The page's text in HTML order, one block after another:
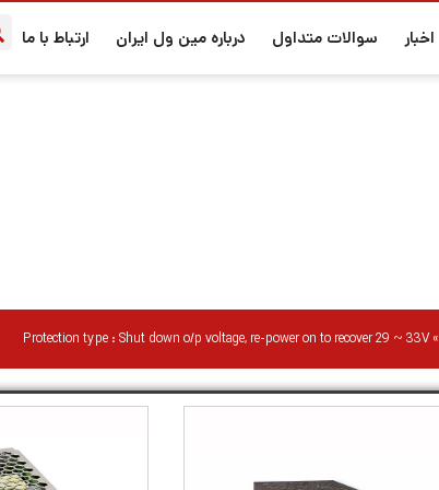
اخبار سوالات متداول درباره مین ول ایران ارتباط با ما
»
Protection type : Shut down o/p voltage, re-power on to recover 29 ~ 33V